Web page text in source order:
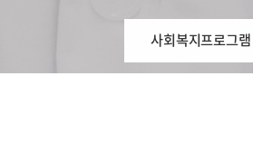
사회복지프로그램